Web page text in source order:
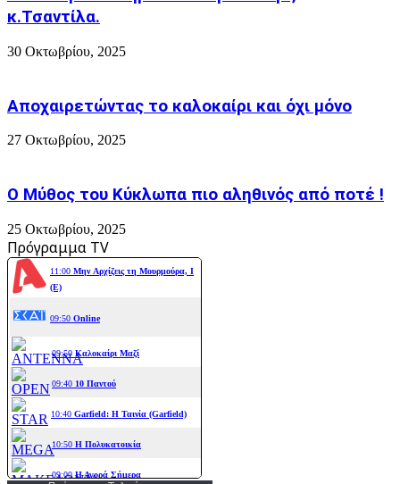
κ.Τσαντίλα.
30 Οκτωβρίου, 2025
Αποχαιρετώντας το καλοκαίρι και όχι μόνο
27 Οκτωβρίου, 2025
Ο Μύθος του Κύκλωπα πιο αληθινός από ποτέ !
25 Οκτωβρίου, 2025
Πρόγραμμα TV